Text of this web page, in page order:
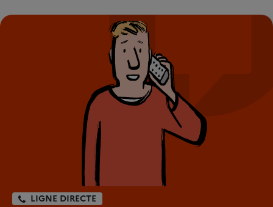
LIGNE DIRECTE